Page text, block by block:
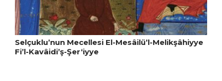
Selçuklu’nun Mecellesi El-Mesâilü’l-Melikşâhiyye
Fi’l-Kavâidi’ş-Şer‘iyye